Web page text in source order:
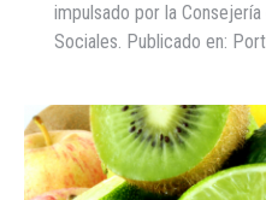
impulsado por la
Sociales. Publicado en: